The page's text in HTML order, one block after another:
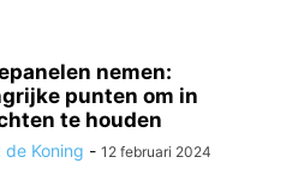
nemen:
punten om in
te houden
de Koning - 12 februari 2024